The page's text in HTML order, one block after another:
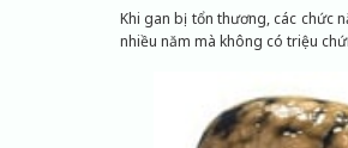
Khi gan bị tổn thương, các chức
nhiều năm mà không có triệu